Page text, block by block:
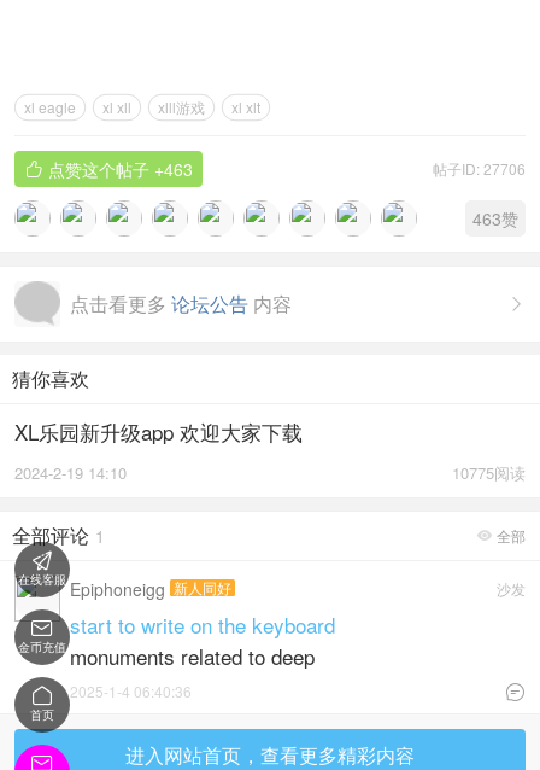
xl eagle xl xll xlll游戏 xl xlt
帖子ID: 27706
 点赞这个帖子 +463
463赞

点击看更多 论坛公告 内容
猜你喜欢
XL乐园新升级app 欢迎大家下载
10775阅读
2024-2-19 14:10
 全部
全部评论 1
沙发
Epiphoneigg 新人同好
start to write on the keyboard
monuments related to deep

2025-1-4 06:40:36
进入网站首页，查看更多精彩内容

在线客服

金币充值

首页
